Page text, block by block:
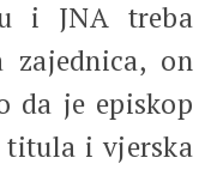
i JNA treba
zajednica, on
da je episkop
titula i vjerska